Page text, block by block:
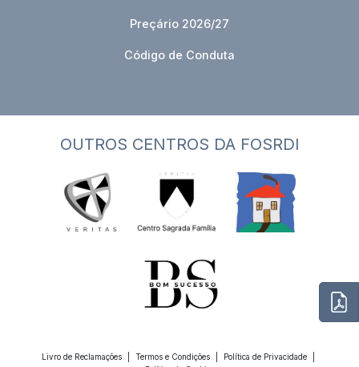
Preçário 2026/27
Código de Conduta
OUTROS CENTROS DA FOSRDI
Livro de Reclamações Termos e Condições Política de Privacidade